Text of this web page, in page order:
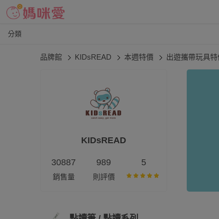
分類
品牌館 KIDsREAD 本週特價 出遊攜帶玩具特
KIDsREAD
30887
銷售量
989
則評價
5